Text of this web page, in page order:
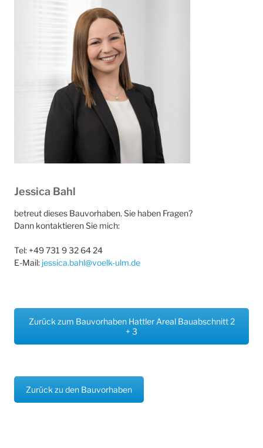
Jessica Bahl
betreut dieses Bauvorhaben. Sie haben Fragen?
Dann kontaktieren Sie mich:
Tel: +49 731 9 32 64 24
E-Mail: jessica.bahl@voelk-ulm.de
Zurück zum Bauvorhaben Hattler Areal Bauabschnitt 2
+ 3
Zurück zu den Bauvorhaben